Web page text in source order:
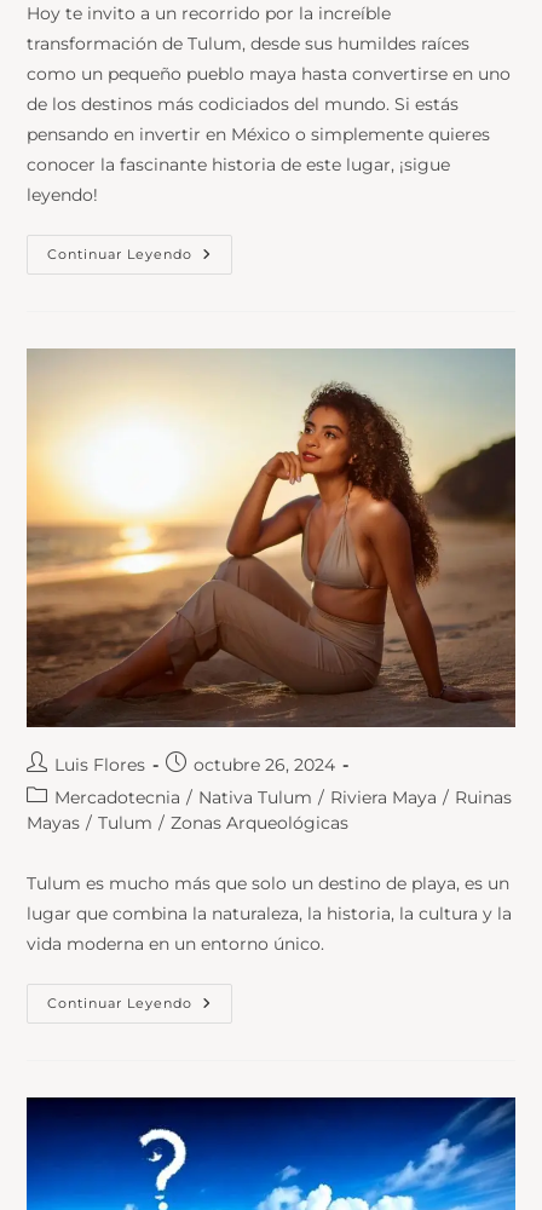
Hoy te invito a un recorrido por la increíble
transformación de Tulum, desde sus humildes raíces
como un pequeño pueblo maya hasta convertirse en uno
de los destinos más codiciados del mundo. Si estás
pensando en invertir en México o simplemente quieres
conocer la fascinante historia de este lugar, ¡sigue
leyendo!
Continuar Leyendo
Luis Flores
octubre 26, 2024
Mercadotecnia / Nativa Tulum / Riviera Maya / Ruinas
Mayas / Tulum / Zonas Arqueológicas
Tulum es mucho más que solo un destino de playa, es un
lugar que combina la naturaleza, la historia, la cultura y la
vida moderna en un entorno único.
Continuar Leyendo